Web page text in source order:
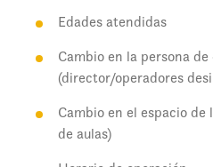
Edades atendidas
Cambio en la persona
(director/operadores
Cambio en el espacio
de aulas)